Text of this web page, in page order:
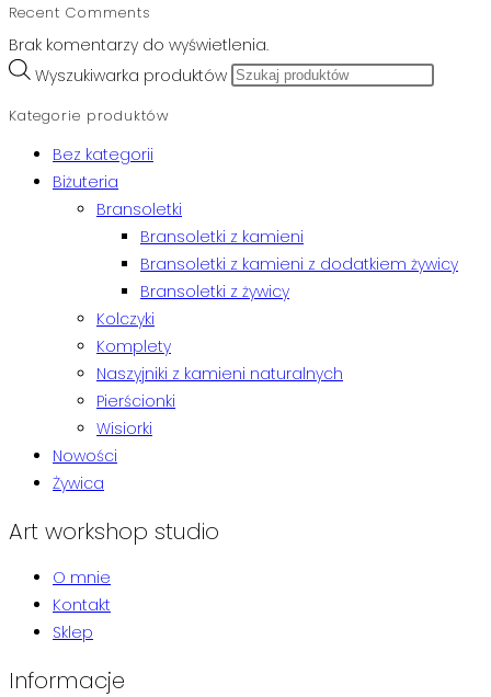
Recent Comments
Brak komentarzy do wyświetlenia.
Wyszukiwarka produktów
Kategorie produktów
Bez kategorii
Biżuteria
Bransoletki
Bransoletki z kamieni
Bransoletki z kamieni z dodatkiem żywicy
Bransoletki z żywicy
Kolczyki
Komplety
Naszyjniki z kamieni naturalnych
Pierścionki
Wisiorki
Nowości
Żywica
Art workshop studio
O mnie
Kontakt
Sklep
Informacje